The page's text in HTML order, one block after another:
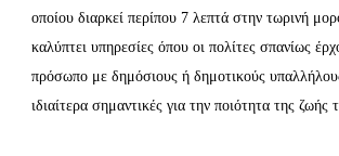
οποίου διαρκεί περίπου 7 λεπτά στην τωρινή
καλύπτει υπηρεσίες όπου οι πολίτες σπανίως
πρόσωπο με δημόσιους ή δημοτικούς
ιδιαίτερα σημαντικές για την ποιότητα της ζωής